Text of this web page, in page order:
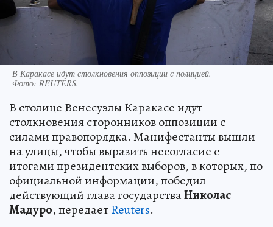
В Каракасе идут столкновения оппозиции с полицией.
Фото: REUTERS.
В столице Венесуэлы Каракасе идут
столкновения сторонников оппозиции с
силами правопорядка. Манифестанты вышли
на улицы, чтобы выразить несогласие с
итогами президентских выборов, в которых, по
официальной информации, победил
действующий глава государстваНиколас
Мадуро, передаетReuters.